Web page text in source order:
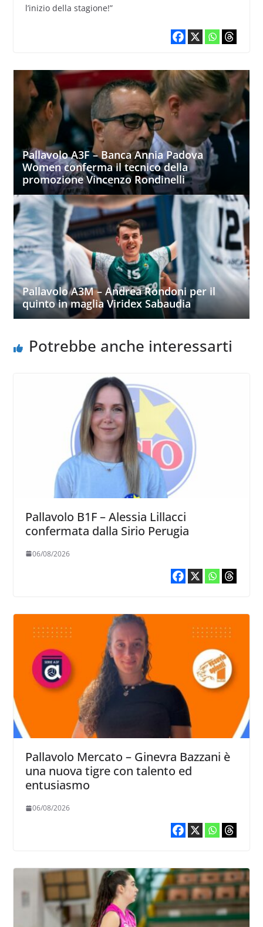
l’inizio della stagione!”
Pallavolo A3F – Banca Annia Padova
Women conferma il tecnico della
promozione Vincenzo Rondinelli
Pallavolo A3M – Andrea Rondoni per il
quinto in maglia Viridex Sabaudia
Potrebbe anche interessarti
Pallavolo B1F – Alessia Lillacci
confermata dalla Sirio Perugia
06/08/2026
Pallavolo Mercato – Ginevra Bazzani è
una nuova tigre con talento ed
entusiasmo
06/08/2026